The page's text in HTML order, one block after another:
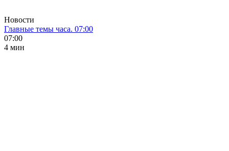
Новости
Главные темы часа. 07:00
07:00
4 мин